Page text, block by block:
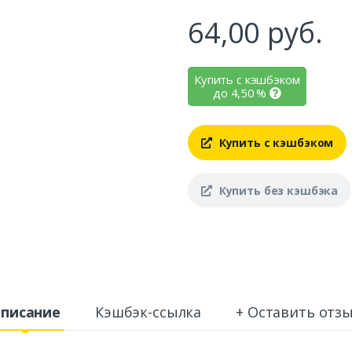
64,00 руб.
Купить с кэшбэком
до 4,50%
Купить с кэшбэком
Купить без кэшбэка
Кэшбэк-ссылка + Оставить